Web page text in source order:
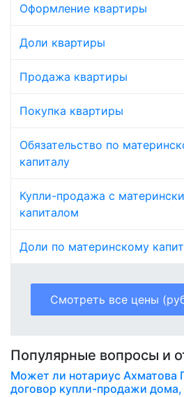
Оформление квартиры
Доли квартиры
Продажа квартиры
Покупка квартиры
Обязательство по
капиталу
Купли-продажа с
капиталом
Доли по материнскому
Смотреть все цены
Популярные вопросы и
Может ли нотариус Ахматова
договор купли-продажи